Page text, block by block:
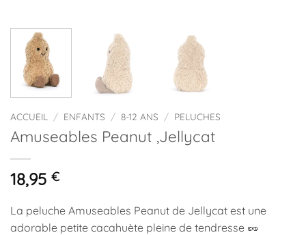
ACCUEIL / ENFANTS / 8-12 ANS / PELUCHES
Amuseables Peanut ,Jellycat
18,95 €
La peluche Amuseables Peanut de Jellycat est une
adorable petite cacahuète pleine de tendresse 🥜